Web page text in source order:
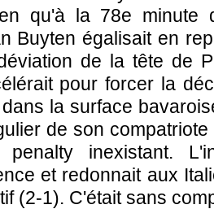
qu'à la 78e minute
Buyten égalisait en
de la tête de
pour forcer la
la surface
de son
inexistant.
et redonnait aux
(2-1). C'était sans